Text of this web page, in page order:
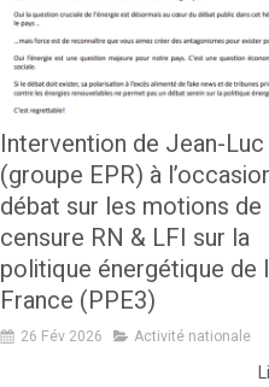
Intervention de Jean-Luc
(groupe EPR) à
débat sur les motions de
censure RN & LFI sur la
politique énergétique de
France (PPE3)
26 Fév 2026 Activité nationale